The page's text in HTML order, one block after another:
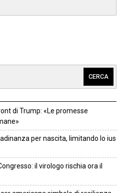
CERCA
di Trump: «Le promesse
per nascita, limitando lo ius
il virologo rischia ora il